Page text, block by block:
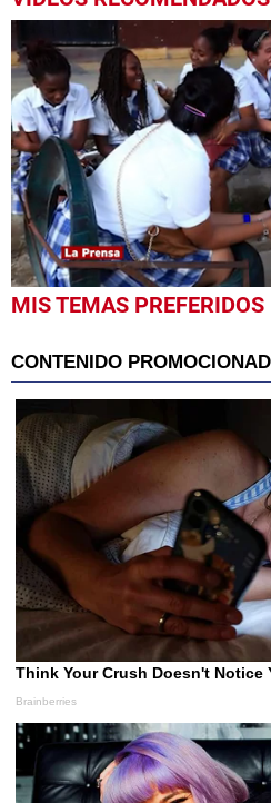
0
seconds
minutes,
0
MIS TEMAS PREFERIDOS